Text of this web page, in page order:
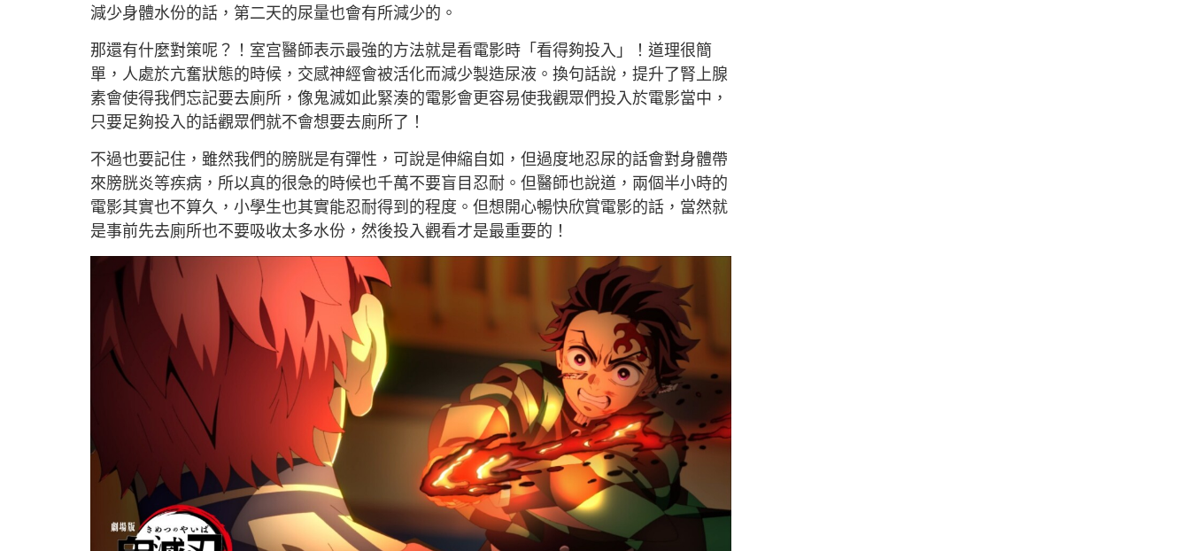
減少身體水份的話，第二天的尿量也會有所減少的。
那還有什麼對策呢？！室宫醫師表示最強的方法就是看電影時「看得夠投入」！道理很簡
單，人處於亢奮狀態的時候，交感神經會被活化而減少製造尿液。換句話說，提升了腎上腺
素會使得我們忘記要去廁所，像鬼滅如此緊湊的電影會更容易使我觀眾們投入於電影當中，
只要足夠投入的話觀眾們就不會想要去廁所了！
不過也要記住，雖然我們的膀胱是有彈性，可說是伸縮自如，但過度地忍尿的話會對身體帶
來膀胱炎等疾病，所以真的很急的時候也千萬不要盲目忍耐。但醫師也說道，兩個半小時的
電影其實也不算久，小學生也其實能忍耐得到的程度。但想開心暢快欣賞電影的話，當然就
是事前先去廁所也不要吸收太多水份，然後投入觀看才是最重要的！